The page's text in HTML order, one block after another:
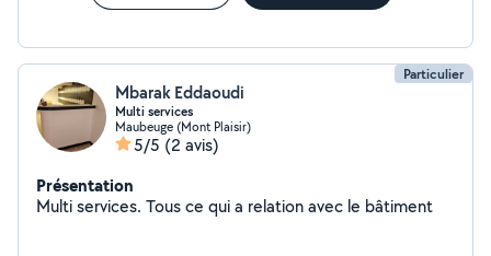
Particulier
Mbarak Eddaoudi
Multi services
Maubeuge (Mont Plaisir)
5/5 (2 avis)
Présentation
Multi services. Tous ce qui a relation avec le bâtiment